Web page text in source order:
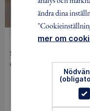
Slåtter i Färmsnäs
Gagnef / 9 aug
ändra dina
mer om